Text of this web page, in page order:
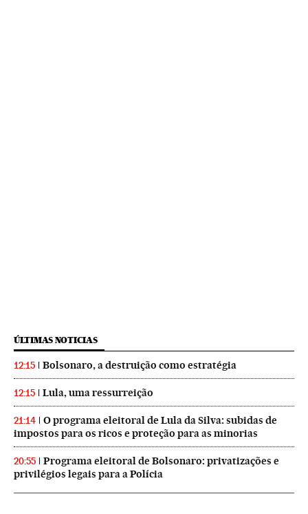
ÚLTIMAS NOTICIAS
12:15 Bolsonaro, a destruição como estratégia
12:15 Lula, uma ressurreição
21:14
O programa eleitoral de Lula da Silva: subidas de
impostos para os ricos e proteção para as minorias
20:55
Programa eleitoral de Bolsonaro: privatizações e
privilégios legais para a Polícia